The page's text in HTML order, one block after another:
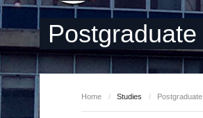
Postgraduate
Home / Studies / Postgraduate